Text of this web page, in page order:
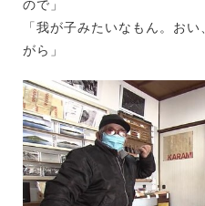
ので」
「我が子みたいなもん。お
がら」